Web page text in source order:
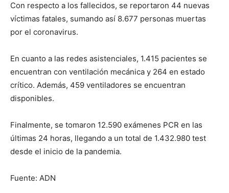
Con respecto a los fallecidos, se reportaron 44 nuevas
víctimas fatales, sumando así 8.677 personas muertas
por el coronavirus.
En cuanto a las redes asistenciales, 1.415 pacientes se
encuentran con ventilación mecánica y 264 en estado
crítico. Además, 459 ventiladores se encuentran
disponibles.
Finalmente, se tomaron 12.590 exámenes PCR en las
últimas 24 horas, llegando a un total de 1.432.980 test
desde el inicio de la pandemia.
Fuente: ADN